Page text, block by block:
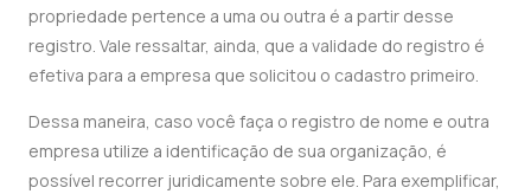
propriedade pertence a uma ou outra é a partir desse
registro. Vale ressaltar, ainda, que a validade do registro é
efetiva para a empresa que solicitou o cadastro primeiro.
Dessa maneira, caso você faça o registro de nome e outra
empresa utilize a identificação de sua organização, é
possível recorrer juridicamente sobre ele. Para exemplificar,